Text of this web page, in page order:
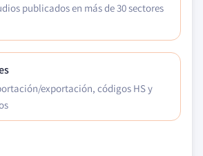
publicados en más de 30 sectores
exportación, códigos HS y